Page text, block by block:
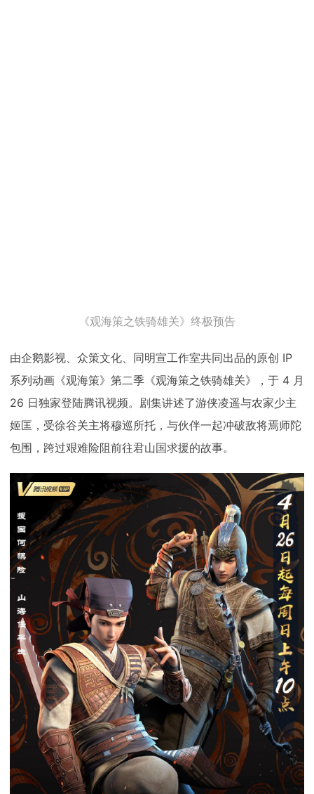
《观海策之铁骑雄关》终极预告
由企鹅影视、众策文化、同明宣工作室共同出品的原创 IP
系列动画《观海策》第二季《观海策之铁骑雄关》，于 4 月
26 日独家登陆腾讯视频。剧集讲述了游侠凌遥与农家少主
姬匡，受徐谷关主将穆巡所托，与伙伴一起冲破敌将焉师陀
包围，跨过艰难险阻前往君山国求援的故事。